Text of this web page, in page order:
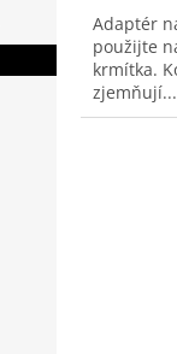
Adaptér
použijte
krmítka.
zjemňují...